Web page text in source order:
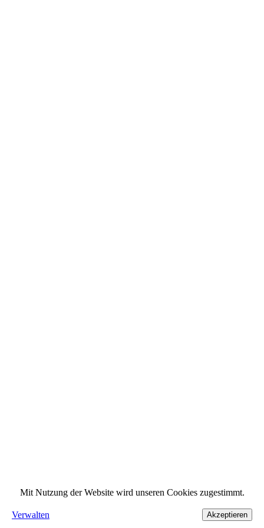
Mit Nutzung der Website wird unseren Cookies zugestimmt.
Verwalten Akzeptieren